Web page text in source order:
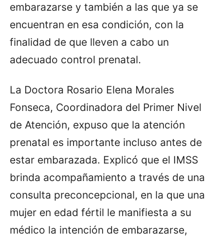
embarazarse y también a las que ya se
encuentran en esa condición, con la
finalidad de que lleven a cabo un
adecuado control prenatal.
La Doctora Rosario Elena Morales
Fonseca, Coordinadora del Primer Nivel
de Atención, expuso que la atención
prenatal es importante incluso antes de
estar embarazada. Explicó que el IMSS
brinda acompañamiento a través de una
consulta preconcepcional, en la que una
mujer en edad fértil le manifiesta a su
médico la intención de embarazarse,